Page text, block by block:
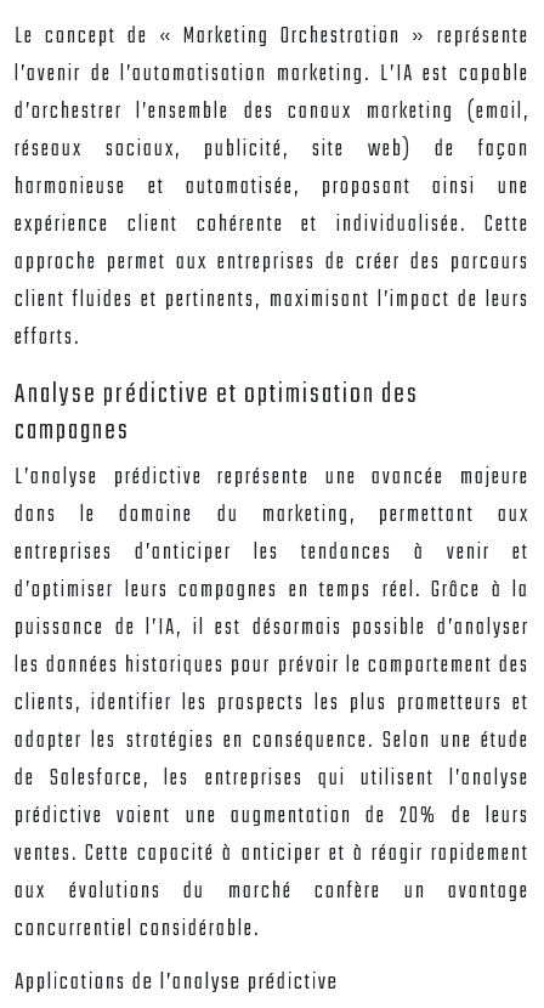
Le concept de « Marketing Orchestration » représente
l’avenir de l’automatisation marketing. L’IA est capable
d’orchestrer l’ensemble des canaux marketing (email,
réseaux sociaux, publicité, site web) de façon
harmonieuse et automatisée, proposant ainsi une
expérience client cohérente et individualisée. Cette
approche permet aux entreprises de créer des parcours
client fluides et pertinents, maximisant l’impact de leurs
efforts.
Analyse prédictive et optimisation des
campagnes
L’analyse prédictive représente une avancée majeure
dans le domaine du marketing, permettant aux
entreprises d’anticiper les tendances à venir et
d’optimiser leurs campagnes en temps réel. Grâce à la
puissance de l’IA, il est désormais possible d’analyser
les données historiques pour prévoir le comportement des
clients, identifier les prospects les plus prometteurs et
adapter les stratégies en conséquence. Selon une étude
de Salesforce, les entreprises qui utilisent l’analyse
prédictive voient une augmentation de 20% de leurs
ventes. Cette capacité à anticiper et à réagir rapidement
aux évolutions du marché confère un avantage
concurrentiel considérable.
Applications de l’analyse prédictive